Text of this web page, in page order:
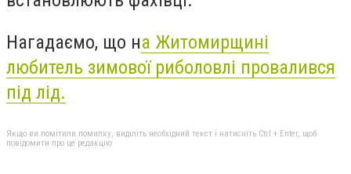
Нагадаємо, що на Житомирщині
любитель зимової риболовлі провалився
під лід.
Якщо ви помітили помилку, виділіть необхідний текст і натисніть Ctrl + Enter, щоб
повідомити про це редакцію